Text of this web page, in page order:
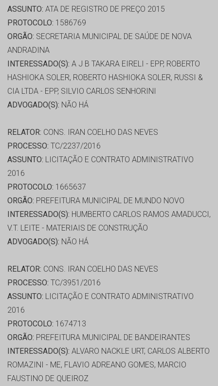
ASSUNTO: ATA DE REGISTRO DE PREÇO 2015
PROTOCOLO: 1586769
ORGÃO: SECRETARIA MUNICIPAL DE SAÚDE DE NOVA
ANDRADINA
INTERESSADO(S): A J B TAKARA EIRELI - EPP, ROBERTO
HASHIOKA SOLER, ROBERTO HASHIOKA SOLER, RUSSI &
CIA LTDA - EPP, SILVIO CARLOS SENHORINI
ADVOGADO(S): NÃO HÁ
RELATOR: CONS. IRAN COELHO DAS NEVES
PROCESSO: TC/2237/2016
ASSUNTO: LICITAÇÃO E CONTRATO ADMINISTRATIVO
2016
PROTOCOLO: 1665637
ORGÃO: PREFEITURA MUNICIPAL DE MUNDO NOVO
INTERESSADO(S): HUMBERTO CARLOS RAMOS AMADUCCI,
V.T. LEITE - MATERIAIS DE CONSTRUÇÃO
ADVOGADO(S): NÃO HÁ
RELATOR: CONS. IRAN COELHO DAS NEVES
PROCESSO: TC/3951/2016
ASSUNTO: LICITAÇÃO E CONTRATO ADMINISTRATIVO
2016
PROTOCOLO: 1674713
ORGÃO: PREFEITURA MUNICIPAL DE BANDEIRANTES
INTERESSADO(S): ALVARO NACKLE URT, CARLOS ALBERTO
ROMAZINI - ME, FLAVIO ADREANO GOMES, MARCIO
FAUSTINO DE QUEIROZ